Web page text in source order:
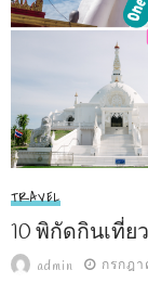
TRAVEL
10 พิกัดกินเที่ย
admin กรกฎ